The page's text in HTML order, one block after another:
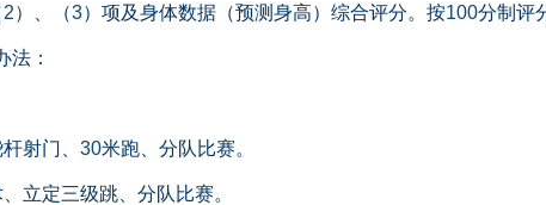
2）、（3）项及身体数据（预测身高）综合评分。按100分制评
法：
射门、 30米跑、分队比赛。
立定三级跳、分队比赛。